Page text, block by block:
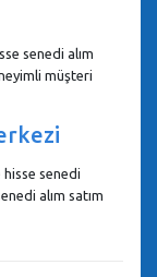
senedi alım
müşteri
senedi
alım satım